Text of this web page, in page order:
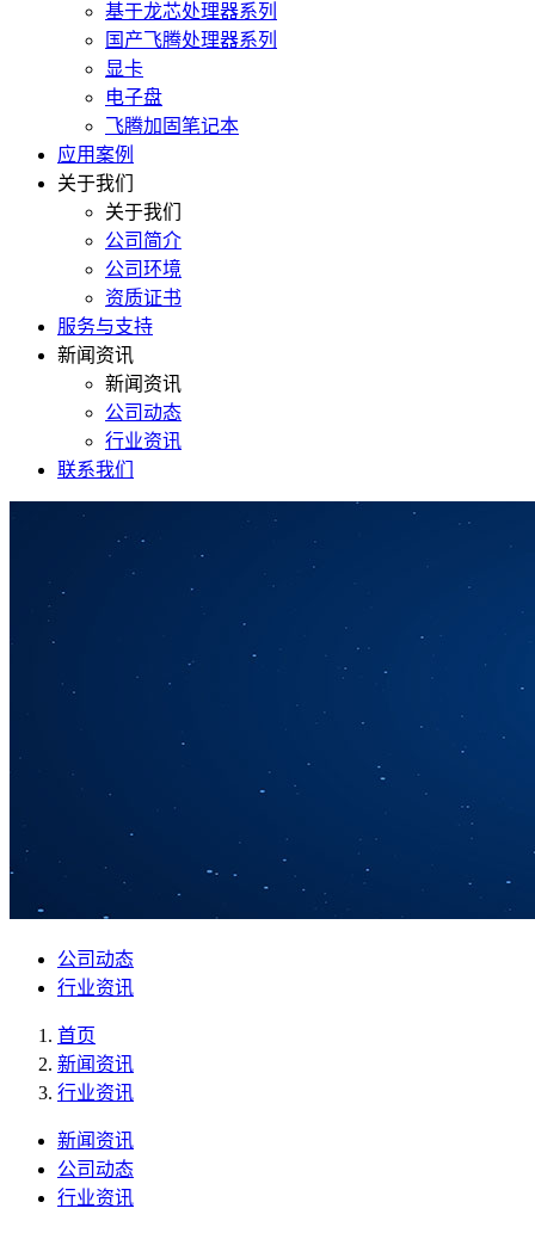
基于龙芯处理器系列
国产飞腾处理器系列
显卡
电子盘
飞腾加固笔记本
应用案例
关于我们
关于我们
公司简介
公司环境
资质证书
服务与支持
新闻资讯
新闻资讯
公司动态
行业资讯
联系我们
公司动态
行业资讯
首页
新闻资讯
行业资讯
新闻资讯
公司动态
行业资讯